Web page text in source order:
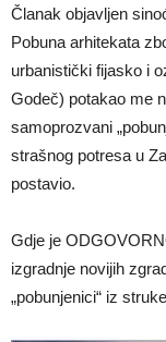
Članak objavljen
Pobuna arhitekata
urbanistički fijasko i
Godeč) potakao me
samoprozvani
strašnog potresa u
postavio.
Gdje je
izgradnje novijih
„pobunjenici“ iz